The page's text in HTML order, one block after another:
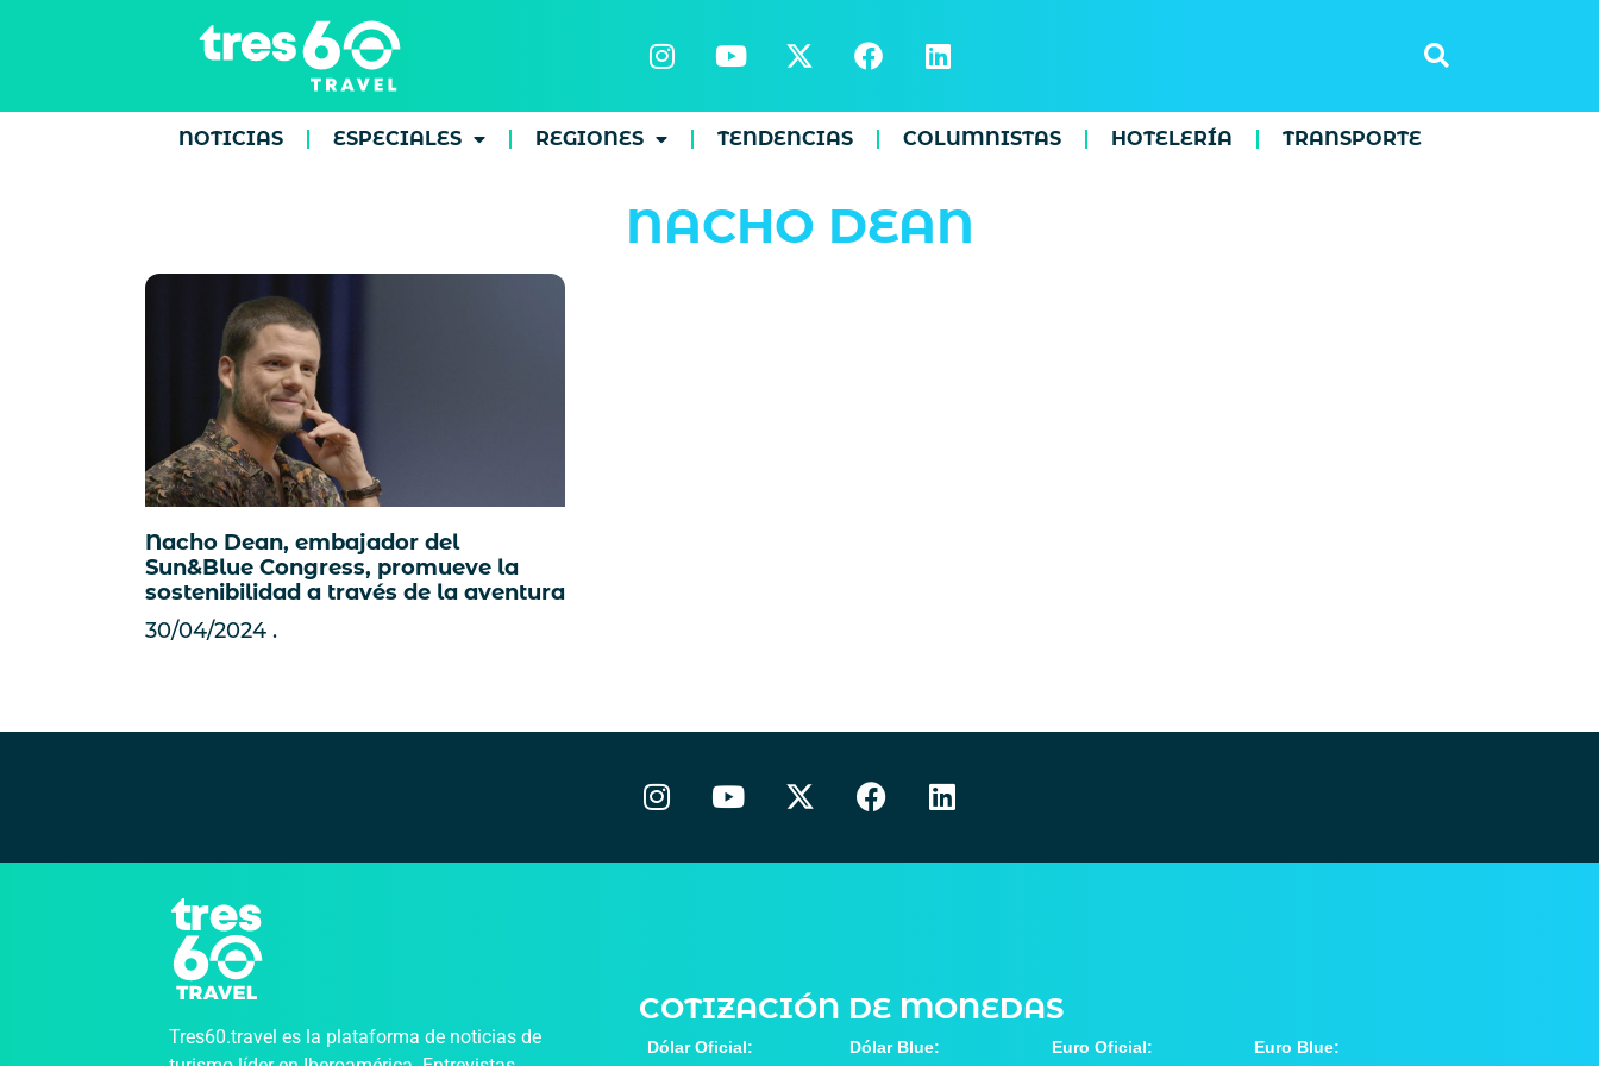
NOTICIAS ESPECIALES REGIONES TENDENCIAS COLUMNISTAS HOTELERÍA TRANSPORTE
NACHO DEAN
Nacho Dean, embajador del
Sun&Blue Congress, promueve la
sostenibilidad a través de la aventura
30/04/2024
Tres60.travel es la plataforma de noticias de
COTIZACIÓN DE MONEDAS
Dólar Oficial:
Dólar Blue:
Euro Oficial:
Euro Blue: